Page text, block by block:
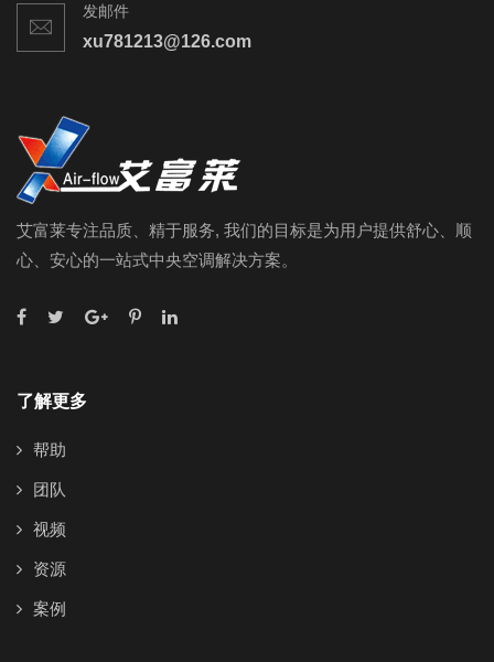
发邮件
xu781213@126.com
艾富莱专注品质、精于服务, 我们的目标是为用户提供舒心、顺
心、安心的一站式中央空调解决方案。
了解更多
帮助
团队
视频
资源
案例